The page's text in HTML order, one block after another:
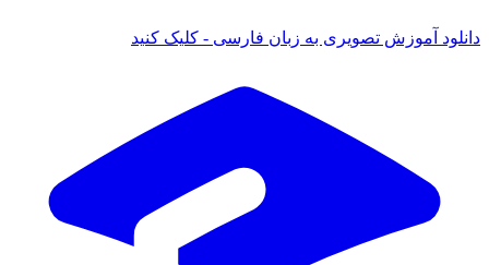
دانلود آموزش تصویری به زبان فارسی - کلیک کنید